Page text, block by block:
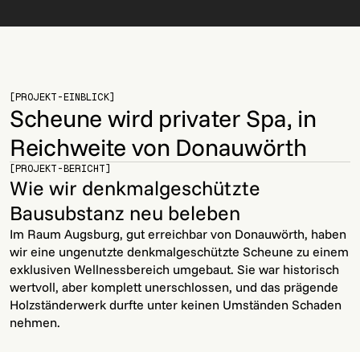
[PROJEKT-EINBLICK]
Scheune wird privater Spa, in
Reichweite von Donauwörth
[PROJEKT-BERICHT]
Wie wir denkmalgeschützte
Bausubstanz neu beleben
Im Raum Augsburg, gut erreichbar von Donauwörth, haben
wir eine ungenutzte denkmalgeschützte Scheune zu einem
exklusiven Wellnessbereich umgebaut. Sie war historisch
wertvoll, aber komplett unerschlossen, und das prägende
Holzständerwerk durfte unter keinen Umständen Schaden
nehmen.